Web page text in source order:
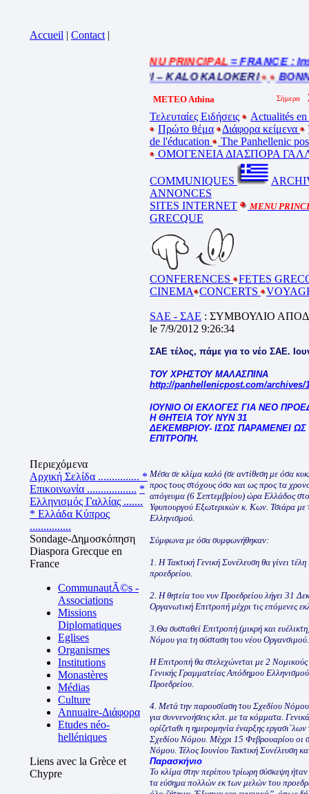
Accueil | Contact |
Περιεχόμενα
Αρχική Σελίδα ............... *
Επικοινωνία .................. *
Ελληνισμός Γαλλίας .......
* Ελλάδα Κύπρος
...............
Sondage-Δημοσκόπηση
Diaspora Grecque en
France
CommunautÃ©s -
Associations
Missions
Diplomatiques
Eglises
Organismes
Institutions
Monastères
Médias
Culture
Annuaire-Διάφορα
Etudes néo-
helléniques
Liens avec la Grèce et
Chypre
= MENU PRINCIPAL= FRANCE :
ETE – ΚΑΛΟ ΚΑΛΟΚΑΙΡΙ – KALO KALOKERI
METEO Athina
Τελευταίες Ειδήσεις
Actualités
Πρώτο θέμα
Διάφορα κείμενα
de l'éducation
The Panhellenic
ΟΜΟΓΕΝΕΙΑ ΔΙΑΣΠΟΡΑ
COMMUNIQUES
ANNONCES
SITES INTERNET
MENU
GRECQUE
CONFERENCES
FETES
CINEMA CONCERTS
SAE - ΣΑΕ : ΣΥΜΒΟΥΛΙΟ
le 7/9/2012 9:26:34
ΣΑΕ τέλος, πάμε για το νέο ΣΑΕ.
ΤΟΥ ΧΡΗΣΤΟΥ ΜΑΛΑΣΠΙΝΑ
http://panhellenicpost.com/archives/
ΙΟΥΝΙΟ ΟΙ ΕΚΛΟΓΕΣ ΓΙΑ ΝΕΟ
Η ΘΗΤΕΙΑ ΤΟΥ ΝΥΝ 31
ΔΕΚΕΜΒΡΙΟΥ- ΙΣΩΣ ΠΑΡΑΜΕΝΕΙ
ΕΠΙΤΡΟΠΗ.
Μέσα σε κλίμα καλό (σε αντίθεση με όσα
προς τους στόχους όσο και ως προς τα
απόγευμα (6 Σεπτεμβρίου) ώρα Ελλάδος
Υφυπουργού Εξωτερικών κ. Κων. Τσιάρα
Ελληνισμού.
Σύμφωνα με όσα συμφωνήθηκαν:
1. Η Τακτική Γενική Συνέλευση θα γίνει
προεδρείου.
2. Η θητεία του νυν Προεδρείου λήγει 31
Οργανωτική Επιτροπή μέχρι τις επόμενες
3.Θα συσταθεί Επιτροπή (μικρή και
Νόμου για τη σύσταση του νέου Οργανσιμού.
Η Επιτροπή θα στελεχώνεται με 2
Γενικής Γραμματείας Απόδημου
Προεδρείου.
4. Μετά την παρουσίαση του Σχεδίου
για συννενοήσεις κλπ. με τα κόμματα.
ορίζεταθι η ημερομηνία έναρξης
Σχεδίου Νόμου. Μέχρι 15 Φεβρουαρίου οι
Νόμου. Τέλος Ιουνίου Τακτική Συνέλευση
Παρασκήνιο
Το κλίμα στην περίπου τρίωρη σύσκεψη
τα εύσημα πολλών εκ των μελών του